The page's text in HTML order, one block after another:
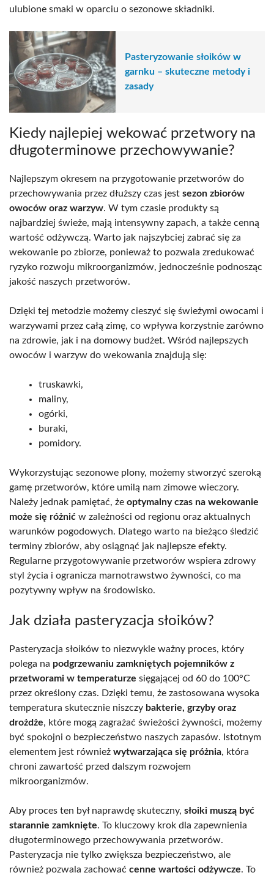
ulubione smaki w oparciu o sezonowe składniki.
Pasteryzowanie słoików w
garnku – skuteczne metody i
zasady
Kiedy najlepiej wekować przetwory na
długoterminowe przechowywanie?
Najlepszym okresem na przygotowanie przetworów do
przechowywania przez dłuższy czas jest sezon zbiorów
owoców oraz warzyw. W tym czasie produkty są
najbardziej świeże, mają intensywny zapach, a także cenną
wartość odżywczą. Warto jak najszybciej zabrać się za
wekowanie po zbiorze, ponieważ to pozwala zredukować
ryzyko rozwoju mikroorganizmów, jednocześnie podnosząc
jakość naszych przetworów.
Dzięki tej metodzie możemy cieszyć się świeżymi owocami i
warzywami przez całą zimę, co wpływa korzystnie zarówno
na zdrowie, jak i na domowy budżet. Wśród najlepszych
owoców i warzyw do wekowania znajdują się:
truskawki,
maliny,
ogórki,
buraki,
pomidory.
Wykorzystując sezonowe plony, możemy stworzyć szeroką
gamę przetworów, które umilą nam zimowe wieczory.
Należy jednak pamiętać, że optymalny czas na wekowanie
może się różnić w zależności od regionu oraz aktualnych
warunków pogodowych. Dlatego warto na bieżąco śledzić
terminy zbiorów, aby osiągnąć jak najlepsze efekty.
Regularne przygotowywanie przetworów wspiera zdrowy
styl życia i ogranicza marnotrawstwo żywności, co ma
pozytywny wpływ na środowisko.
Jak działa pasteryzacja słoików?
Pasteryzacja słoików to niezwykle ważny proces, który
polega na podgrzewaniu zamkniętych pojemników z
przetworami w temperaturze sięgającej od 60 do 100°C
przez określony czas. Dzięki temu, że zastosowana wysoka
temperatura skutecznie niszczy bakterie, grzyby oraz
drożdże, które mogą zagrażać świeżości żywności, możemy
być spokojni o bezpieczeństwo naszych zapasów. Istotnym
elementem jest również wytwarzająca się próżnia, która
chroni zawartość przed dalszym rozwojem
mikroorganizmów.
Aby proces ten był naprawdę skuteczny, słoiki muszą być
starannie zamknięte. To kluczowy krok dla zapewnienia
długoterminowego przechowywania przetworów.
Pasteryzacja nie tylko zwiększa bezpieczeństwo, ale
również pozwala zachować cenne wartości odżywcze. To